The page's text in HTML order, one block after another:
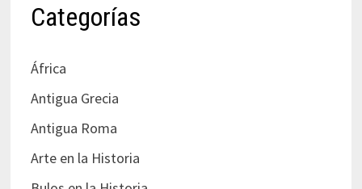
Categorías
África
Antigua Grecia
Antigua Roma
Arte en la Historia